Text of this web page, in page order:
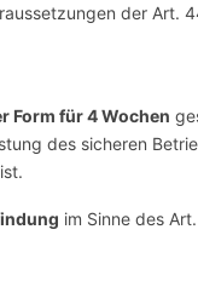
der Art.
Form für 4 Wochen
des sicheren
im Sinne des